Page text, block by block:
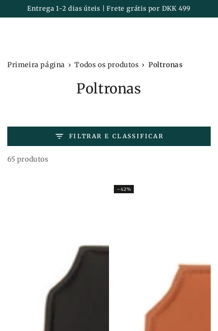
IR PARA O
CONTEÚDO
Entrega 1-2 dias úteis | Frete grátis por DKK 499
Primeira página › Todos os produtos › Poltronas
Coleção:
Poltronas
FILTRAR E CLASSIFICAR
65 produtos
–42%